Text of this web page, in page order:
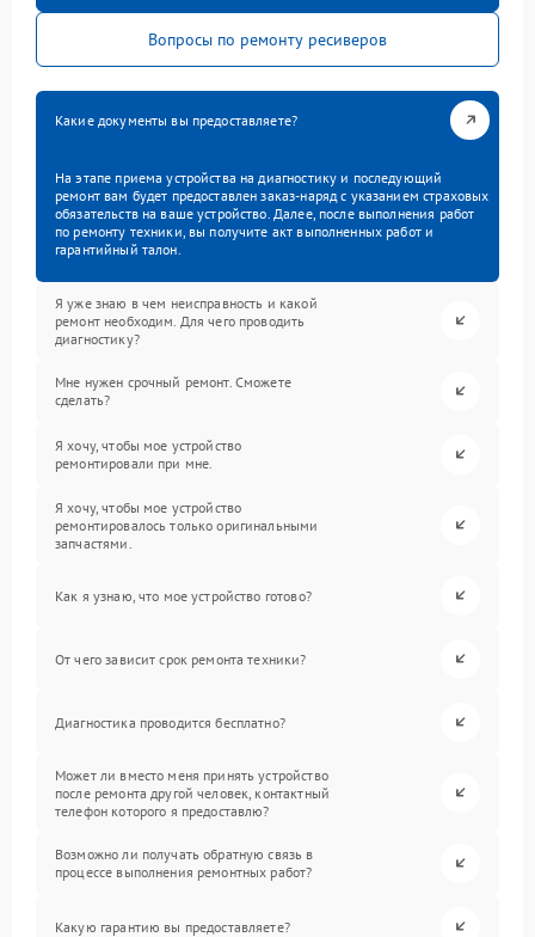
Вопросы по ремонту ресиверов
Какие документы вы предоставляете?
На этапе приема устройства на диагностику и последующий
ремонт вам будет предоставлен заказ-наряд с указанием страховых
обязательств на ваше устройство. Далее, после выполнения работ
по ремонту техники, вы получите акт выполненных работ и
гарантийный талон.
Я уже знаю в чем неисправность и какой
ремонт необходим. Для чего проводить
диагностику?
Мне нужен срочный ремонт. Сможете
сделать?
Я хочу, чтобы мое устройство
ремонтировали при мне.
Я хочу, чтобы мое устройство
ремонтировалось только оригинальными
запчастями.
Как я узнаю, что мое устройство готово?
От чего зависит срок ремонта техники?
Диагностика проводится бесплатно?
Может ли вместо меня принять устройство
после ремонта другой человек, контактный
телефон которого я предоставлю?
Возможно ли получать обратную связь в
процессе выполнения ремонтных работ?
Какую гарантию вы предоставляете?